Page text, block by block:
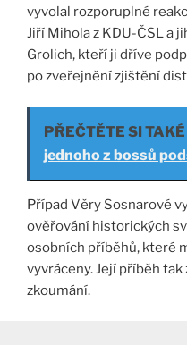
vyvolal rozporuplné
Jiří Mihola z KDU-ČSL a
Grolich, kteří ji dříve
po zveřejnění zjištění
PŘEČTĚTE SI TAKÉ
jednoho z bossů
Případ Věry Sosnarové
ověřování historických
osobních příběhů, které
vyvráceny. Její příběh
zkoumání.